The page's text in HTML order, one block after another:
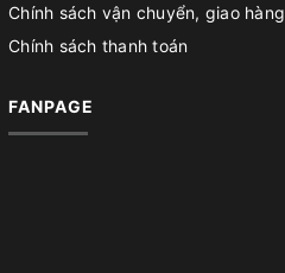
Chính sách vận chuyển, giao hàng
Chính sách thanh toán
FANPAGE